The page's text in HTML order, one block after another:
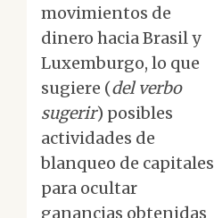
movimientos de
dinero hacia Brasil y
Luxemburgo, lo que
sugiere (del verbo
sugerir) posibles
actividades de
blanqueo de capitales
para ocultar
ganancias obtenidas